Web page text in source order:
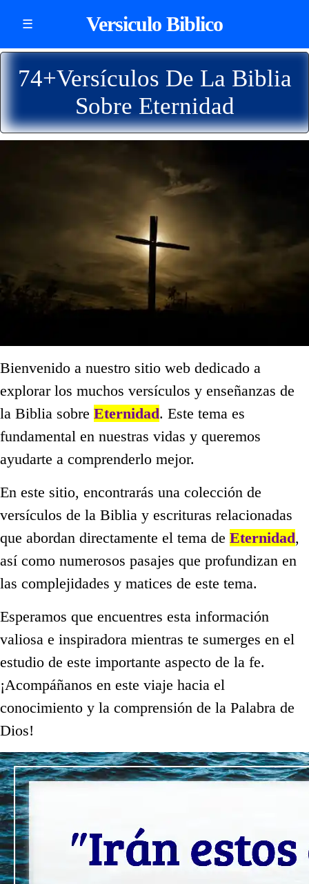
☰ Versiculo Biblico
74+Versículos De La Biblia
Sobre Eternidad
Bienvenido a nuestro sitio web dedicado a
explorar los muchos versículos y enseñanzas de
la Biblia sobre Eternidad. Este tema es
fundamental en nuestras vidas y queremos
ayudarte a comprenderlo mejor.
En este sitio, encontrarás una colección de
versículos de la Biblia y escrituras relacionadas
que abordan directamente el tema de Eternidad,
así como numerosos pasajes que profundizan en
las complejidades y matices de este tema.
Esperamos que encuentres esta información
valiosa e inspiradora mientras te sumerges en el
estudio de este importante aspecto de la fe.
¡Acompáñanos en este viaje hacia el
conocimiento y la comprensión de la Palabra de
Dios!